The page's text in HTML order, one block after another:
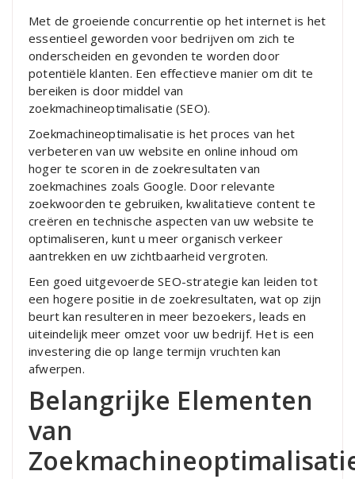
Met de groeiende concurrentie op het internet is het
essentieel geworden voor bedrijven om zich te
onderscheiden en gevonden te worden door
potentiële klanten. Een effectieve manier om dit te
bereiken is door middel van
zoekmachineoptimalisatie (SEO).
Zoekmachineoptimalisatie is het proces van het
verbeteren van uw website en online inhoud om
hoger te scoren in de zoekresultaten van
zoekmachines zoals Google. Door relevante
zoekwoorden te gebruiken, kwalitatieve content te
creëren en technische aspecten van uw website te
optimaliseren, kunt u meer organisch verkeer
aantrekken en uw zichtbaarheid vergroten.
Een goed uitgevoerde SEO-strategie kan leiden tot
een hogere positie in de zoekresultaten, wat op zijn
beurt kan resulteren in meer bezoekers, leads en
uiteindelijk meer omzet voor uw bedrijf. Het is een
investering die op lange termijn vruchten kan
afwerpen.
Belangrijke Elementen
van